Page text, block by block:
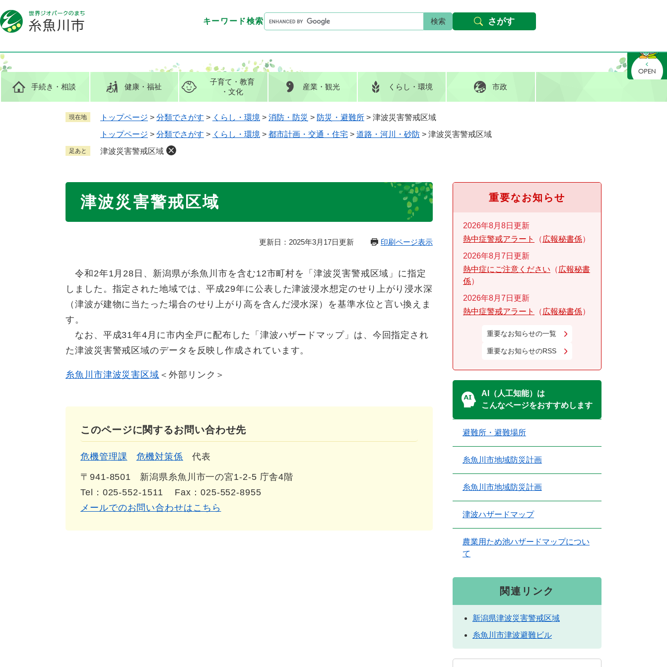
ー
ジ
先
頭
。
ニ
ュ
を
飛
て
本文へ Foreign languages
キーワード検索G
o
e
カ
ス
ム
手続き ・相談 健康・福祉
子育て ・教育
・文化
産業 ・観光 くらし ・環境 市政
キーワード検索
G
o
g
l
ス
タ
検
さがす
現在地 トップページ > 分類でさがす > くらし・環境 > 消防・防災 > 防災・避難所 > 津波災害警戒区域
トップページ > 分類でさがす > くらし・環境 > 都市計画・交通・住宅 > 道路・河川・砂防 > 津波災害警戒区域
足あと 津波災害警戒区域
津波災害警戒区域
更新日：2025年3月17日更新 印刷ページ表示
令和2年1月28日、新潟県が糸魚川市を含む12市町村を「津波災害警戒区域」に指定
しました。指定された地域では、平成29年に公表した津波浸水想定のせり上がり浸水深
（津波が建物に当たった場合のせり上がり高を含んだ浸水深）を基準水位と言い換えま
す。
なお、平成31年4月に市内全戸に配布した「津波ハザードマップ」は、今回指定され
た津波災害警戒区域のデータを反映し作成されています。
糸魚川市津波災害区域 ＜外部リンク＞
このページに関するお問い合わせ先
危機管理課 危機対策係 代表
〒941-8501
新潟県糸魚川市一の宮1-2-5 庁舎4階
Tel：025-552-1511
Fax：025-552-8955
メールでのお問い合わせはこちら
重要なお知らせ
2026年8月8日更新
熱中症警戒アラート
広報秘書係
2026年8月7日更新
熱中症にご注意ください
広報秘書
係
2026年8月7日更新
熱中症警戒アラート
広報秘書係
重要なお知らせの一覧
重要なお知らせのRSS
AI（人工知能）は
こんなページをおすすめします
避難所・避難場所
糸魚川市地域防災計画
糸魚川市地域防災計画
津波ハザードマップ
農業用ため池ハザードマップについ
て
関連リンク
新潟県津波災害警戒区域
糸魚川市津波避難ビル